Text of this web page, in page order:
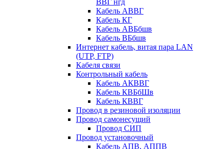
ВВГ нгд
Кабель АВВГ
Кабель КГ
Кабель АВБбшв
Кабель ВБбшв
Интернет кабель, витая пара LAN
(UTP, FTP)
Кабеля связи
Контрольный кабель
Кабель АКВВГ
Кабель КВБбШв
Кабель КВВГ
Провод в резиновой изоляции
Провод самонесущий
Провод СИП
Провод установочный
Кабель АПВ, АППВ